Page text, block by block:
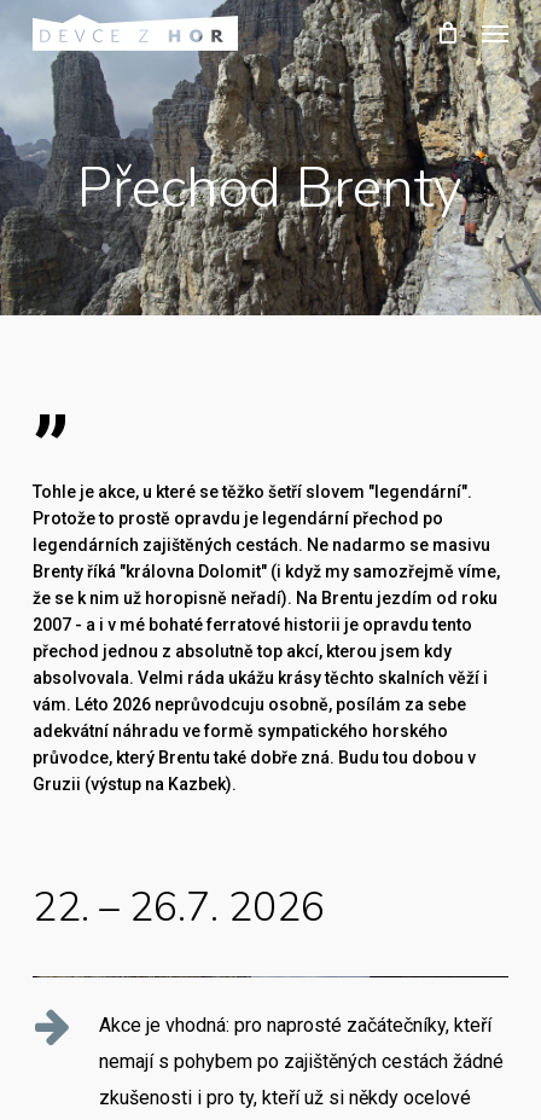
Skip
content
Menu
Přechod Brenty
”
Tohle je akce, u které se těžko šetří slovem "legendární".
Protože to prostě opravdu je legendární přechod po
legendárních zajištěných cestách. Ne nadarmo se masivu
Brenty říká "královna Dolomit" (i když my samozřejmě víme,
že se k nim už horopisně neřadí). Na Brentu jezdím od roku
2007 - a i v mé bohaté ferratové historii je opravdu tento
přechod jednou z absolutně top akcí, kterou jsem kdy
absolvovala. Velmi ráda ukážu krásy těchto skalních věží i
vám. Léto 2026 neprůvodcuju osobně, posílám za sebe
adekvátní náhradu ve formě sympatického horského
průvodce, který Brentu také dobře zná. Budu tou dobou v
Gruzii (výstup na Kazbek).
22. – 26.7. 2026
Akce je vhodná: pro naprosté začátečníky, kteří
nemají s pohybem po zajištěných cestách žádné
zkušenosti i pro ty, kteří už si někdy ocelové